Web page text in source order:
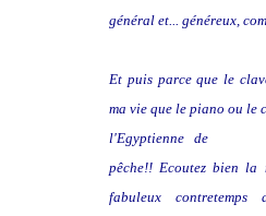
général et... généreux,
Et puis parce que le
ma vie que le piano ou le
l'Egyptienne de
pêche!! Ecoutez bien la
fabuleux contretemps